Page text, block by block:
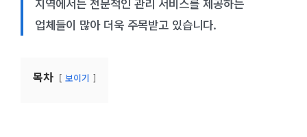
업체들이 많아 더욱 주목받고 있습니다.
목차 보이기